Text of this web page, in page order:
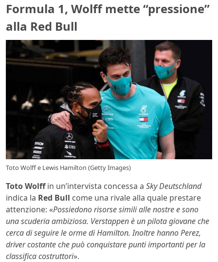
Formula 1, Wolff mette “pressione”
alla Red Bull
Toto Wolff e Lewis Hamilton (Getty Images)
Toto Wolffin un’intervista concessa a Sky Deutschland
indica la Red Bull come una rivale alla quale prestare
attenzione: «Possiedono risorse simili alle nostre e sono
una scuderia ambiziosa. Verstappen è un pilota giovane che
cerca di seguire le orme di Hamilton. Inoltre hanno Perez,
driver costante che può conquistare punti importanti per la
classifica costruttori».